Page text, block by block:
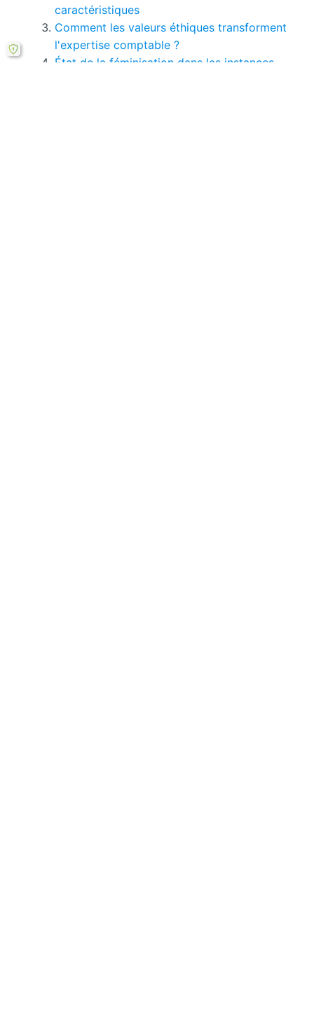
caractéristiques
Comment les valeurs éthiques transforment
l'expertise comptable ?
État de la féminisation dans les instances